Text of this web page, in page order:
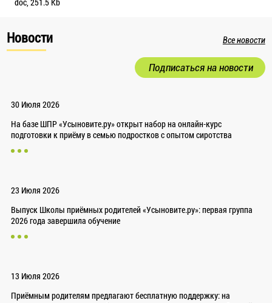
doc, 251.5 Kb
Новости Все новости
Подписаться на новости
30 Июля 2026
На базе ШПР «Усыновите.ру» открыт набор на онлайн-курс
подготовки к приёму в семью подростков с опытом сиротства
23 Июля 2026
Выпуск Школы приёмных родителей «Усыновите.ру»: первая группа
2026 года завершила обучение
13 Июля 2026
Приёмным родителям предлагают бесплатную поддержку: на